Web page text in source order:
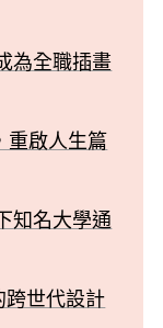
為全職插畫
重啟人生篇
知名大學通
跨世代設計